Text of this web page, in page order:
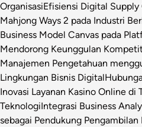
OrganisasiEfisiensi Digital
Mahjong Ways 2 pada Industri
Business Model Canvas pada
Mendorong Keunggulan
Manajemen Pengetahuan
Lingkungan Bisnis Digital
Inovasi Layanan Kasino Online di
TeknologiIntegrasi Business
sebagai Pendukung